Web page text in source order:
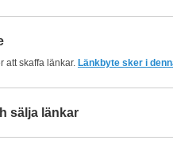
att skaffa länkar. Länkbyte sker i
sälja länkar